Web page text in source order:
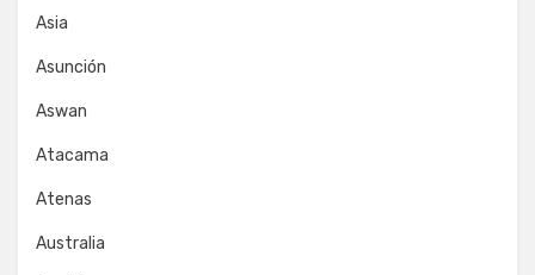
Asia
Asunción
Aswan
Atacama
Atenas
Australia